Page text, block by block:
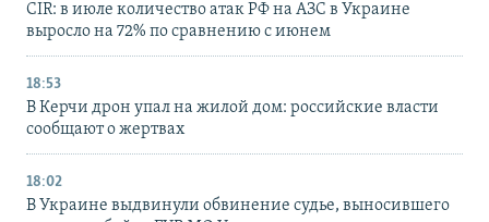
CIR: в июле количество атак РФ на АЗС в Украине
выросло на 72% по сравнению с июнем
18:53
В Керчи дрон упал на жилой дом: российские власти
сообщают о жертвах
18:02
В Украине выдвинули обвинение судье, выносившего